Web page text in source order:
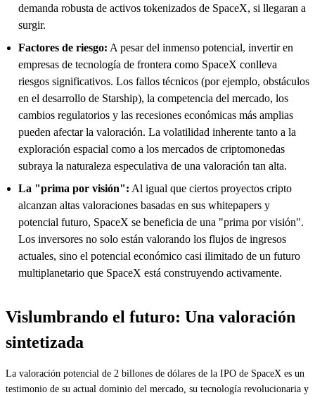
demanda robusta de activos tokenizados de SpaceX, si llegaran a
surgir.
Factores de riesgo: A pesar del inmenso potencial, invertir en
empresas de tecnología de frontera como SpaceX conlleva
riesgos significativos. Los fallos técnicos (por ejemplo, obstáculos
en el desarrollo de Starship), la competencia del mercado, los
cambios regulatorios y las recesiones económicas más amplias
pueden afectar la valoración. La volatilidad inherente tanto a la
exploración espacial como a los mercados de criptomonedas
subraya la naturaleza especulativa de una valoración tan alta.
La "prima por visión": Al igual que ciertos proyectos cripto
alcanzan altas valoraciones basadas en sus whitepapers y
potencial futuro, SpaceX se beneficia de una "prima por visión".
Los inversores no solo están valorando los flujos de ingresos
actuales, sino el potencial económico casi ilimitado de un futuro
multiplanetario que SpaceX está construyendo activamente.
Vislumbrando el futuro: Una valoración
sintetizada
La valoración potencial de 2 billones de dólares de la IPO de SpaceX es un
testimonio de su actual dominio del mercado, su tecnología revolucionaria y